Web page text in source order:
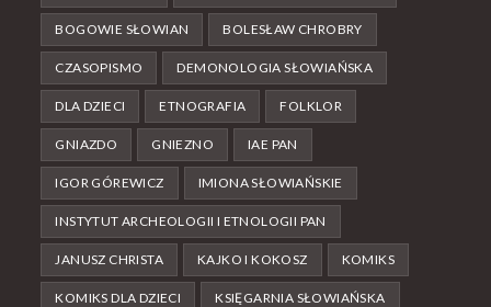
BOGOWIE SŁOWIAN BOLESŁAW CHROBRY
CZASOPISMO DEMONOLOGIA SŁOWIAŃSKA
DLA DZIECI ETNOGRAFIA FOLKLOR
GNIAZDO GNIEZNO IAE PAN
IGOR GÓREWICZ IMIONA SŁOWIAŃSKIE
INSTYTUT ARCHEOLOGII I ETNOLOGII PAN
JANUSZ CHRISTA KAJKO I KOKOSZ KOMIKS
KOMIKS DLA DZIECI KSIĘGARNIA SŁOWIAŃSKA